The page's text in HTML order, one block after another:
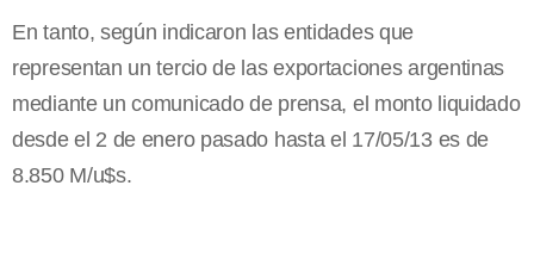
En tanto, según indicaron las entidades que
representan un tercio de las exportaciones argentinas
mediante un comunicado de prensa, el monto liquidado
desde el 2 de enero pasado hasta el 17/05/13 es de
8.850 M/u$s.